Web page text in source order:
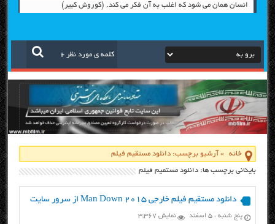
انسان همان می شود که اغلب به آن فکر می کند. (کوروش کبیر)
خانه » آرشیو برچسب: دانلود مستقیم فیلم
بایگانی برچسب ها: دانلود مستقیم فیلم
دانلود مستقیم فیلم خارجی Man Down 2015 از سرور سایت
پنج شنبه ، ۵ اسفند نمایش 3,367